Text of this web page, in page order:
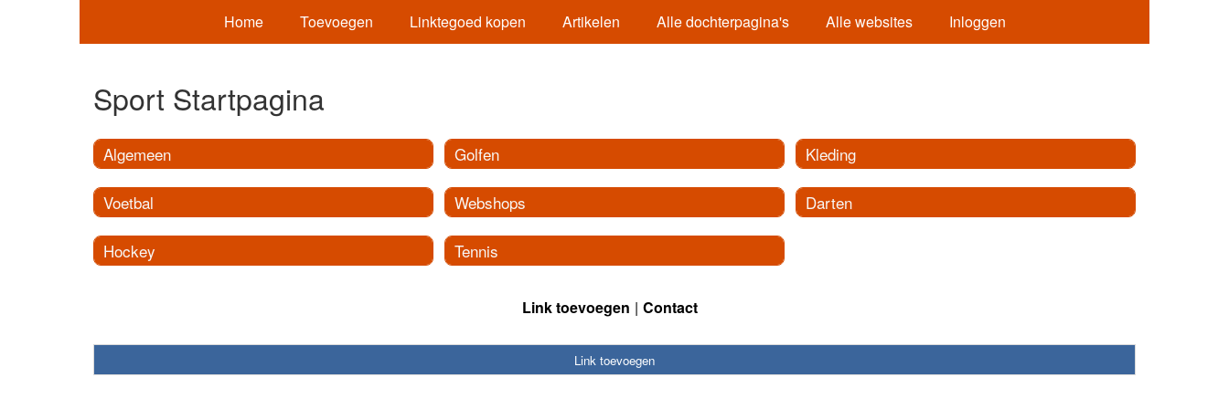
Home Toevoegen Linktegoed kopen Artikelen Alle dochterpagina's Alle websites Inloggen
Sport Startpagina
Algemeen
Voetbal
Hockey
Golfen
Webshops
Tennis
Kleding
Darten
Link toevoegen Contact
Link toevoegen